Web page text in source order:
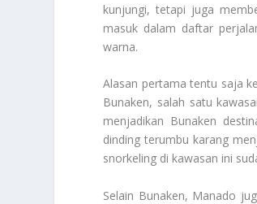
kunjungi, tetapi juga
masuk dalam daftar
warna.
Alasan pertama tentu saja
Bunaken, salah satu
menjadikan Bunaken
dinding terumbu karang
snorkeling di kawasan ini
Selain Bunaken, Manado